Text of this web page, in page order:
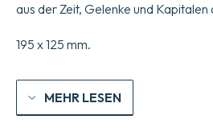
aus der Zeit, Gelenke und
195 x 125 mm.
MEHR LESEN